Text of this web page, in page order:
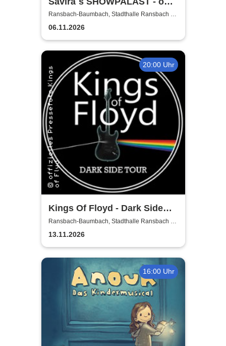
Tour / Die bunte Travestie -
Varieté - Revue
Ransbach-Baumbach, Stadthalle Ransbach -
Baumbach
06.11.2026
20:00 Uhr
Kings Of Floyd - Dark Side
Tour
Ransbach-Baumbach, Stadthalle Ransbach -
Baumbach
13.11.2026
16:00 Uhr